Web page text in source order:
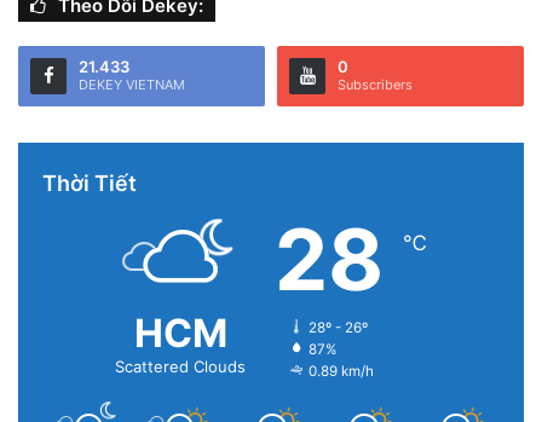
Theo Dõi Dekey:
21.433
DEKEY VIETNAM
0
Subscribers
Thời Tiết
HCM
Scattered Clouds
28 ℃
28º - 26º
87%
0.89 km/h